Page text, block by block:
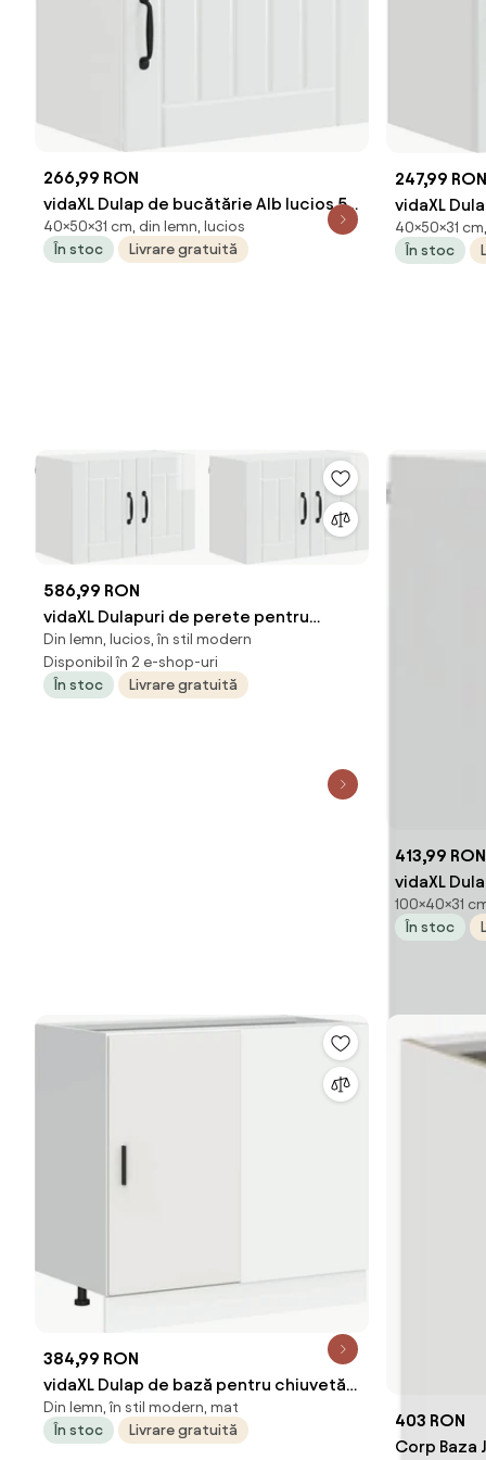
266,99 RON
vidaXL Dulap de bucătărie Alb lucios 50
x 31 x 40 cm Lemn compozit
40×50×31 cm, din lemn, lucios
În stoc
Livrare gratuită
247,99 RON
vidaXL
50 x 31 x
40×50×31
În stoc
586,99 RON
vidaXL Dulapuri de perete pentru
bucătărie Pe perete 2 pcs Alb lucios
Din lemn, lucios, în stil modern
Disponibil în 2 e-shop-uri
În stoc
Livrare gratuită
413,99 RON
vidaXL
lucios 40 x
100×40×31
În stoc
384,99 RON
vidaXL Dulap de bază pentru chiuvetă
“Lyon” din lemn de lemn alb
Din lemn, în stil modern, mat
În stoc
Livrare gratuită
403 RON
Corp Baza